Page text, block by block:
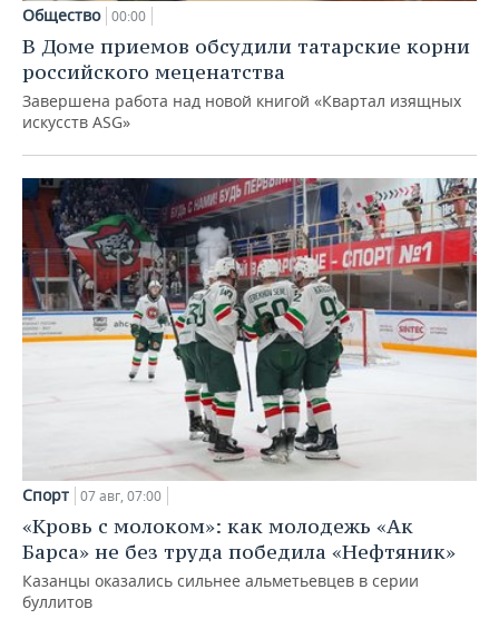
Общество 00:00
В Доме приемов обсудили татарские корни
российского меценатства
Завершена работа над новой книгой «Квартал изящных
искусств ASG»
Спорт 07 авг, 07:00
«Кровь с молоком»: как молодежь «Ак
Барса» не без труда победила «Нефтяник»
Казанцы оказались сильнее альметьевцев в серии
буллитов